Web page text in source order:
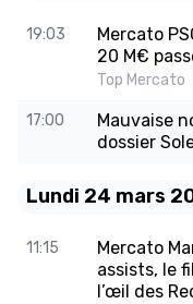
19:03
Mercato
20 M€
Top Mercato
17:00
Mauvaise
dossier
Lundi 24 mars
11:15
Mercato
assists, le
l’œil des